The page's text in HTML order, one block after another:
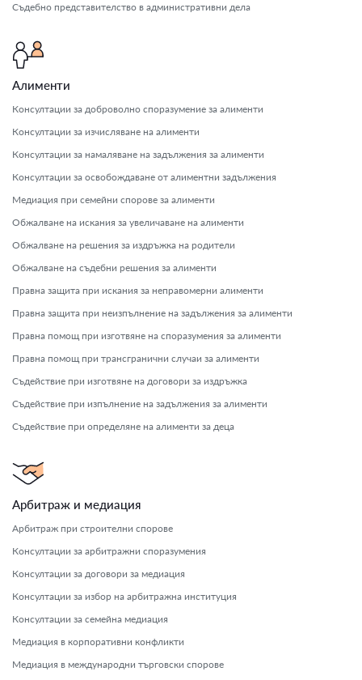
Съдебно представителство в административни дела
Алименти
Консултации за доброволно споразумение за алименти
Консултации за изчисляване на алименти
Консултации за намаляване на задължения за алименти
Консултации за освобождаване от алиментни задължения
Медиация при семейни спорове за алименти
Обжалване на искания за увеличаване на алименти
Обжалване на решения за издръжка на родители
Обжалване на съдебни решения за алименти
Правна защита при искания за неправомерни алименти
Правна защита при неизпълнение на задължения за алименти
Правна помощ при изготвяне на споразумения за алименти
Правна помощ при трансгранични случаи за алименти
Съдействие при изготвяне на договори за издръжка
Съдействие при изпълнение на задължения за алименти
Съдействие при определяне на алименти за деца
Арбитраж и медиация
Арбитраж при строителни спорове
Консултации за арбитражни споразумения
Консултации за договори за медиация
Консултации за избор на арбитражна институция
Консултации за семейна медиация
Медиация в корпоративни конфликти
Медиация в международни търговски спорове